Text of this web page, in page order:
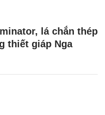
lá chắn thép
thiết giáp Nga